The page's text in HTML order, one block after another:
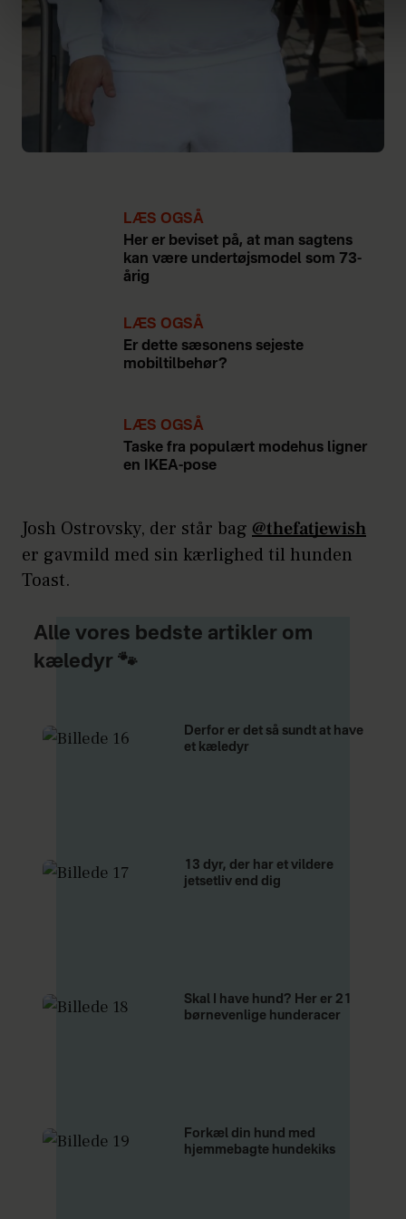
LÆS OGSÅ
Her er beviset på, at man sagtens
kan være undertøjsmodel som 73-
årig
LÆS OGSÅ
Er dette sæsonens sejeste
mobiltilbehør?
LÆS OGSÅ
Taske fra populært modehus ligner
en IKEA-pose
Josh Ostrovsky, der står bag @thefatjewish
er gavmild med sin kærlighed til hunden
Toast.
Alle vores bedste artikler om
kæledyr 🐾
Derfor er det så sundt at have
et kæledyr
13 dyr, der har et vildere
jetsetliv end dig
Skal I have hund? Her er 21
børnevenlige hunderacer
Forkæl din hund med
hjemmebagte hundekiks